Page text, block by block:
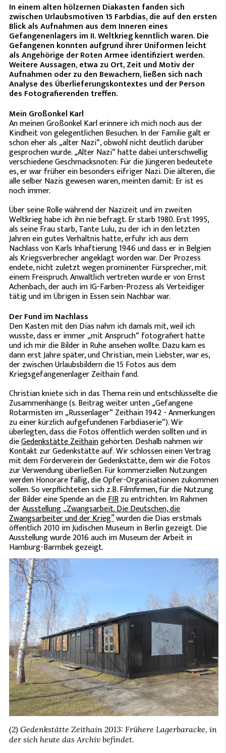
In einem alten hölzernen Diakasten fanden sich
zwischen Urlaubsmotiven 15 Farbdias, die auf den ersten
Blick als Aufnahmen aus dem Inneren eines
Gefangenenlagers im II. Weltkrieg kenntlich waren. Die
Gefangenen konnten aufgrund ihrer Uniformen leicht
als Angehörige der Roten Armee identifiziert werden.
Weitere Aussagen, etwa zu Ort, Zeit und Motiv der
Aufnahmen oder zu den Bewachern, ließen sich nach
Analyse des Überlieferungskontextes und der Person
des Fotografierenden treffen.
Mein Großonkel Karl
An meinen Großonkel Karl erinnere ich mich noch aus der
Kindheit von gelegentlichen Besuchen. In der Familie galt er
schon eher als „alter Nazi“, obwohl nicht deutlich darüber
gesprochen wurde. „Alter Nazi“ hatte dabei unterschwellig
verschiedene Geschmacksnoten: Für die Jüngeren bedeutete
es, er war früher ein besonders eifriger Nazi. Die älteren, die
alle selber Nazis gewesen waren, meinten damit: Er ist es
noch immer.
Über seine Rolle während der Nazizeit und im zweiten
Weltkrieg habe ich ihn nie befragt. Er starb 1980. Erst 1995,
als seine Frau starb, Tante Lulu, zu der ich in den letzten
Jahren ein gutes Verhältnis hatte, erfuhr ich aus dem
Nachlass von Karls Inhaftierung 1946 und dass er in Belgien
als Kriegsverbrecher angeklagt worden war. Der Prozess
endete, nicht zuletzt wegen prominenter Fürsprecher, mit
einem Freispruch. Anwaltlich vertreten wurde er von Ernst
Achenbach, der auch im IG-Farben-Prozess als Verteidiger
tätig und im Übrigen in Essen sein Nachbar war.
Der Fund im Nachlass
Den Kasten mit den Dias nahm ich damals mit, weil ich
wusste, dass er immer „mit Anspruch“ fotografiert hatte
und ich mir die Bilder in Ruhe ansehen wollte. Dazu kam es
dann erst Jahre später, und Christian, mein Liebster, war es,
der zwischen Urlaubsbildern die 15 Fotos aus dem
Kriegsgefangenenlager Zeithain fand.
Christian kniete sich in das Thema rein und entschlüsselte die
Zusammenhänge (s. Beitrag weiter unten „Gefangene
Rotarmisten im „Russenlager“ Zeithain 1942 - Anmerkungen
zu einer kürzlich aufgefundenen Farbdiaserie“). Wir
überlegten, dass die Fotos öffentlich werden sollten und in
dieGedenkstätte Zeithaingehörten. Deshalb nahmen wir
Kontakt zur Gedenkstätte auf. Wir schlossen einen Vertrag
mit dem Förderverein der Gedenkstätte, dem wir die Fotos
zur Verwendung überließen. Für kommerziellen Nutzungen
werden Honorare fällig, die Opfer-Organisationen zukommen
sollen. So verpflichteten sich z.B. Filmfirmen, für die Nutzung
der Bilder eine Spende an dieFIRzu entrichten. Im Rahmen
derAusstellung „Zwangsarbeit. Die Deutschen, die
Zwangsarbeiter und der Krieg”wurden die Dias erstmals
öffentlich 2010 im Jüdischen Museum in Berlin gezeigt. Die
Ausstellung wurde 2016 auch im Museum der Arbeit in
Hamburg-Barmbek gezeigt.
(2) Gedenkstätte Zeithain 2013: Frühere Lagerbaracke, in
der sich heute das Archiv befindet.